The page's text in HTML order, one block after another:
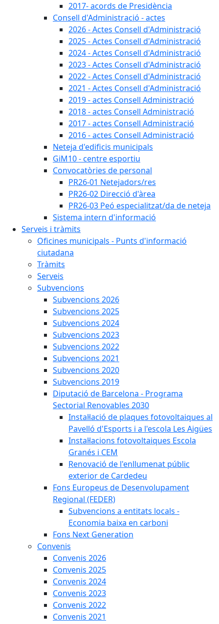
2017- acords de Presidència
Consell d'Administració - actes
2026 - Actes Consell d'Administració
2025 - Actes Consell d'Administració
2024 - Actes Consell d'Administració
2023 - Actes Consell d'Administració
2022 - Actes Consell d'Administració
2021 - Actes Consell d'Administració
2019 - actes Consell Administració
2018 - actes Consell Administració
2017 - actes Consell Administració
2016 - actes Consell Administració
Neteja d'edificis municipals
GiM10 - centre esportiu
Convocatòries de personal
PR26-01 Netejadors/res
PR26-02 Direcció d'àrea
PR26-03 Peó especialitzat/da de neteja
Sistema intern d'informació
Serveis i tràmits
Oficines municipals - Punts d'informació
ciutadana
Tràmits
Serveis
Subvencions
Subvencions 2026
Subvencions 2025
Subvencions 2024
Subvencions 2023
Subvencions 2022
Subvencions 2021
Subvencions 2020
Subvencions 2019
Diputació de Barcelona - Programa
Sectorial Renovables 2030
Instal·lació de plaques fotovoltaiques al
Pavelló d'Esports i a l'escola Les Aigües
Instal·lacions fotovoltaiques Escola
Granés i CEM
Renovació de l'enllumenat públic
exterior de Cardedeu
Fons Europeus de Desenvolupament
Regional (FEDER)
Subvencions a entitats locals -
Economia baixa en carboni
Fons Next Generation
Convenis
Convenis 2026
Convenis 2025
Convenis 2024
Convenis 2023
Convenis 2022
Convenis 2021